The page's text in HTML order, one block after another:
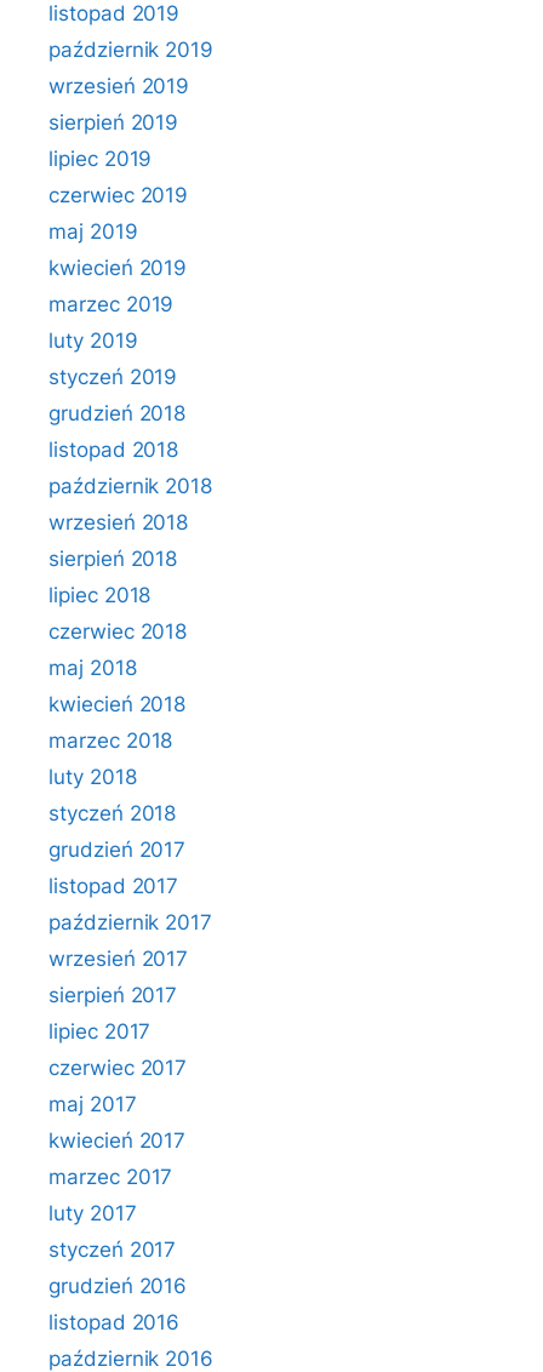
listopad 2019
październik 2019
wrzesień 2019
sierpień 2019
lipiec 2019
czerwiec 2019
maj 2019
kwiecień 2019
marzec 2019
luty 2019
styczeń 2019
grudzień 2018
listopad 2018
październik 2018
wrzesień 2018
sierpień 2018
lipiec 2018
czerwiec 2018
maj 2018
kwiecień 2018
marzec 2018
luty 2018
styczeń 2018
grudzień 2017
listopad 2017
październik 2017
wrzesień 2017
sierpień 2017
lipiec 2017
czerwiec 2017
maj 2017
kwiecień 2017
marzec 2017
luty 2017
styczeń 2017
grudzień 2016
listopad 2016
październik 2016